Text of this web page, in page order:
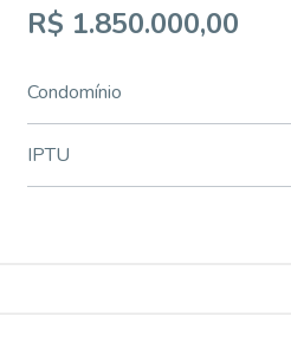
R$ 1.850.000,00
Condomínio
IPTU